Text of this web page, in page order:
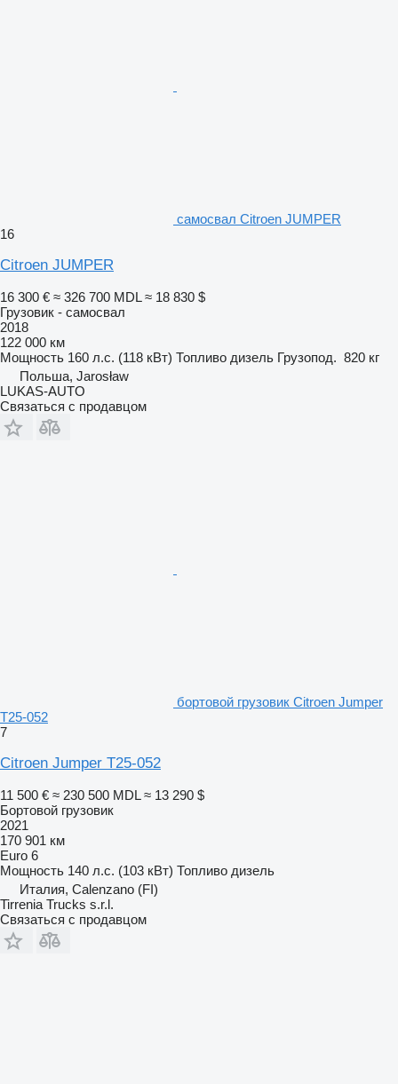
самосвал Citroen JUMPER
16
Citroen JUMPER
16 300 € ≈ 326 700 MDL ≈ 18 830 $
Грузовик - самосвал
2018
122 000 км
Мощность 160 л.с. (118 кВт) Топливо дизель Грузопод. 820 кг
Польша, Jarosław
LUKAS-AUTO
Связаться с продавцом
бортовой грузовик Citroen Jumper
T25-052
7
Citroen Jumper T25-052
11 500 € ≈ 230 500 MDL ≈ 13 290 $
Бортовой грузовик
2021
170 901 км
Euro 6
Мощность 140 л.с. (103 кВт) Топливо дизель
Италия, Calenzano (FI)
Tirrenia Trucks s.r.l.
Связаться с продавцом